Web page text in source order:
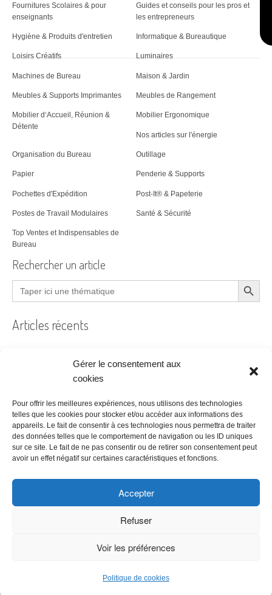
Gérer le consentement aux
cookies
Pour offrir les meilleures expériences, nous utilisons des technologies
telles que les cookies pour stocker et/ou accéder aux informations des
appareils. Le fait de consentir à ces technologies nous permettra de traiter
des données telles que le comportement de navigation ou les ID uniques
sur ce site. Le fait de ne pas consentir ou de retirer son consentement peut
avoir un effet négatif sur certaines caractéristiques et fonctions.
Accepter
Refuser
Voir les préférences
Politique de cookies
Fournitures Scolaires & pour
enseignants
Guides et conseils pour les pros et
les entrepreneurs
Hygiène & Produits d'entretien Informatique & Bureautique
Loisirs Créatifs Luminaires
Machines de Bureau Maison & Jardin
Meubles & Supports Imprimantes Meubles de Rangement
Mobilier d‘Accueil, Réunion &
Détente
Mobilier Ergonomique
Nos articles sur l'énergie
Organisation du Bureau Outillage
Papier Penderie & Supports
Pochettes d'Expédition Post-It® & Papeterie
Postes de Travail Modulaires Santé & Sécurité
Top Ventes et Indispensables de
Bureau
Rechercher un article
Search
for:
Search Button
Articles récents
Filtre à air encrassé au bureau : le guide pratique
Acheter ses bureaux, faut-il encore y penser ?
Les étapes à suivre pour la création d’une entreprise
Bien choisir son logiciel de comptabilité
Copyright © 2026 Meilleur Tarif - Politique de confidentialité